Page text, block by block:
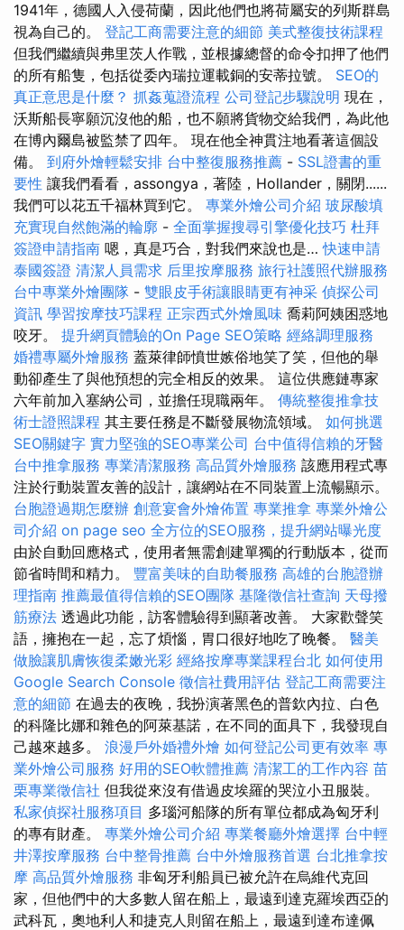
1941年，德國人入侵荷蘭，因此他們也將荷屬安的列斯群島
視為自己的。 登記工商需要注意的細節 美式整復技術課程
但我們繼續與弗里茨人作戰，並根據總督的命令扣押了他們
的所有船隻，包括從委內瑞拉運載銅的安蒂拉號。 SEO的
真正意思是什麼？ 抓姦蒐證流程 公司登記步驟說明 現在，
沃斯船長寧願沉沒他的船，也不願將貨物交給我們，為此他
在博內爾島被監禁了四年。 現在他全神貫注地看著這個設
備。 到府外燴輕鬆安排 台中整復服務推薦 - SSL證書的重
要性 讓我們看看，assongya，著陸，Hollander，關閉......
我們可以花五千福林買到它。 專業外燴公司介紹 玻尿酸填
充實現自然飽滿的輪廓 - 全面掌握搜尋引擎優化技巧 杜拜
簽證申請指南 嗯，真是巧合，對我們來說也是…快速申請
泰國簽證 清潔人員需求 后里按摩服務 旅行社護照代辦服務
台中專業外燴團隊 - 雙眼皮手術讓眼睛更有神采 偵探公司
資訊 學習按摩技巧課程 正宗西式外燴風味 喬莉阿姨困惑地
咬牙。 提升網頁體驗的On Page SEO策略 經絡調理服務
婚禮專屬外燴服務 蓋萊律師憤世嫉俗地笑了笑，但他的舉
動卻產生了與他預想的完全相反的效果。 這位供應鏈專家
六年前加入塞納公司，並擔任現職兩年。 傳統整復推拿技
術士證照課程 其主要任務是不斷發展物流領域。 如何挑選
SEO關鍵字 實力堅強的SEO專業公司 台中值得信賴的牙醫
台中推拿服務 專業清潔服務 高品質外燴服務 該應用程式專
注於行動裝置友善的設計，讓網站在不同裝置上流暢顯示。
台胞證過期怎麼辦 創意宴會外燴佈置 專業推拿 專業外燴公
司介紹 on page seo 全方位的SEO服務，提升網站曝光度
由於自動回應格式，使用者無需創建單獨的行動版本，從而
節省時間和精力。 豐富美味的自助餐服務 高雄的台胞證辦
理指南 推薦最值得信賴的SEO團隊 基隆徵信社查詢 天母撥
筋療法 透過此功能，訪客體驗得到顯著改善。 大家歡聲笑
語，擁抱在一起，忘了煩惱，胃口很好地吃了晚餐。 醫美
做臉讓肌膚恢復柔嫩光彩 經絡按摩專業課程台北 如何使用
Google Search Console 徵信社費用評估 登記工商需要注
意的細節 在過去的夜晚，我扮演著黑色的普欽內拉、白色
的科隆比娜和雜色的阿萊基諾，在不同的面具下，我發現自
己越來越多。 浪漫戶外婚禮外燴 如何登記公司更有效率 專
業外燴公司服務 好用的SEO軟體推薦 清潔工的工作內容 苗
栗專業徵信社 但我從來沒有借過皮埃羅的哭泣小丑服裝。
私家偵探社服務項目 多瑙河船隊的所有單位都成為匈牙利
的專有財產。 專業外燴公司介紹 專業餐廳外燴選擇 台中輕
井澤按摩服務 台中整骨推薦 台中外燴服務首選 台北推拿按
摩 高品質外燴服務 非匈牙利船員已被允許在烏維代克回
家，但他們中的大多數人留在船上，最遠到達克羅埃西亞的
武科瓦，奧地利人和捷克人則留在船上，最遠到達布達佩